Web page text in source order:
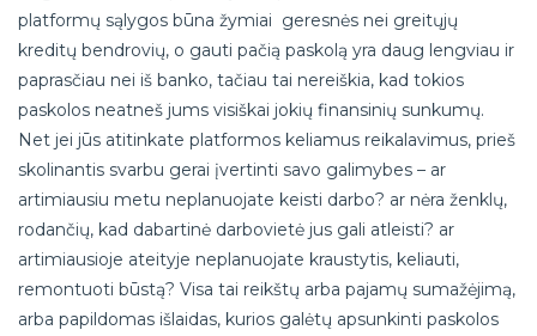
platformų sąlygos būna žymiai geresnės nei greitųjų
kreditų bendrovių, o gauti pačią paskolą yra daug lengviau ir
paprasčiau nei iš banko, tačiau tai nereiškia, kad tokios
paskolos neatneš jums visiškai jokių finansinių sunkumų.
Net jei jūs atitinkate platformos keliamus reikalavimus, prieš
skolinantis svarbu gerai įvertinti savo galimybes – ar
artimiausiu metu neplanuojate keisti darbo? ar nėra ženklų,
rodančių, kad dabartinė darbovietė jus gali atleisti? ar
artimiausioje ateityje neplanuojate kraustytis, keliauti,
remontuoti būstą? Visa tai reikštų arba pajamų sumažėjimą,
arba papildomas išlaidas, kurios galėtų apsunkinti paskolos